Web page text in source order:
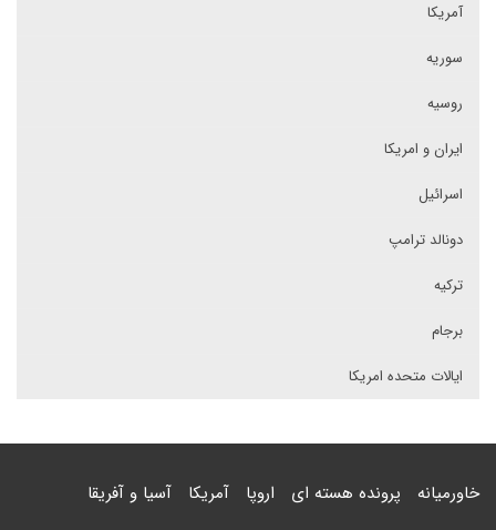
آمریکا
سوریه
روسیه
ایران و امریکا
اسرائیل
دونالد ترامپ
ترکیه
برجام
ایالات متحده امریکا
خاورمیانه پرونده هسته ای اروپا آمریکا آسیا و آفریقا